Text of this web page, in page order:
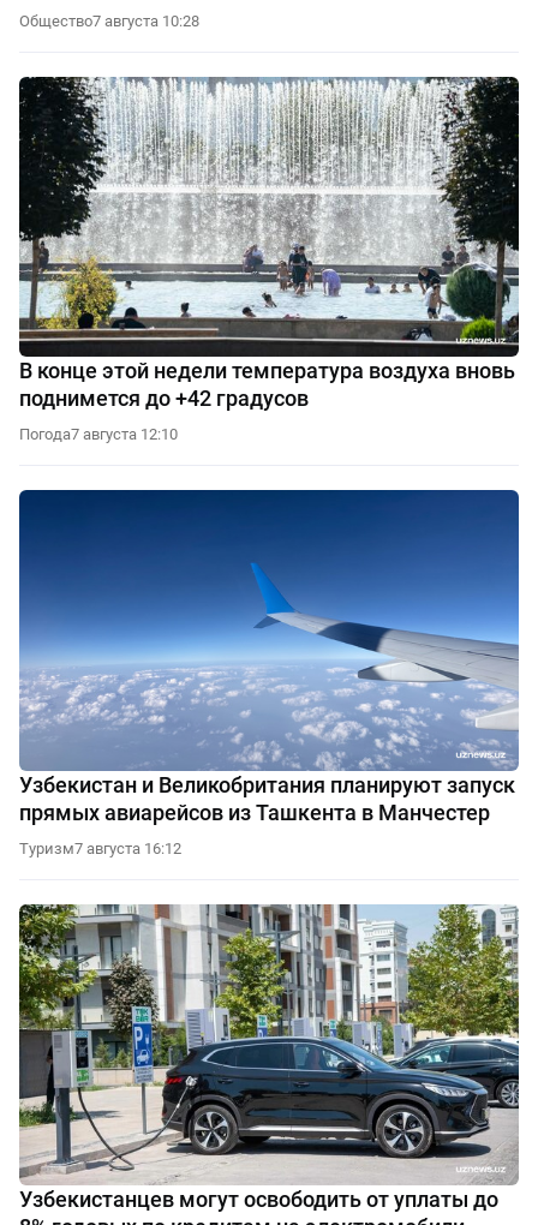
Общество7 августа 10:28
В конце этой недели температура воздуха вновь
поднимется до +42 градусов
Погода7 августа 12:10
Узбекистан и Великобритания планируют запуск
прямых авиарейсов из Ташкента в Манчестер
Туризм7 августа 16:12
Узбекистанцев могут освободить от уплаты до